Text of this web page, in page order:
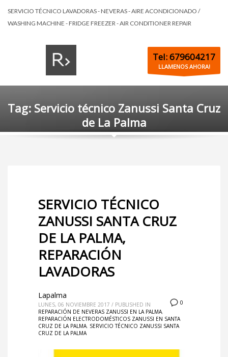
SERVICIO TÉCNICO LAVADORAS - NEVERAS - AIRE ACONDICIONADO /
WASHING MACHINE - FRIDGE FREEZER - AIR CONDITIONER REPAIR
Tel: 679604217
LLAMENOS AHORA!
Tag: Servicio técnico Zanussi Santa Cruz
de La Palma
SERVICIO TÉCNICO
ZANUSSI SANTA CRUZ
DE LA PALMA,
REPARACIÓN
LAVADORAS
0
Lapalma
LUNES, 06 NOVIEMBRE 2017 / PUBLISHED IN
REPARACIÓN DE NEVERAS ZANUSSI EN LA PALMA,
REPARACIÓN ELECTRODOMÉSTICOS ZANUSSI EN SANTA
CRUZ DE LA PALMA, SERVICIO TÉCNICO ZANUSSI SANTA
CRUZ DE LA PALMA